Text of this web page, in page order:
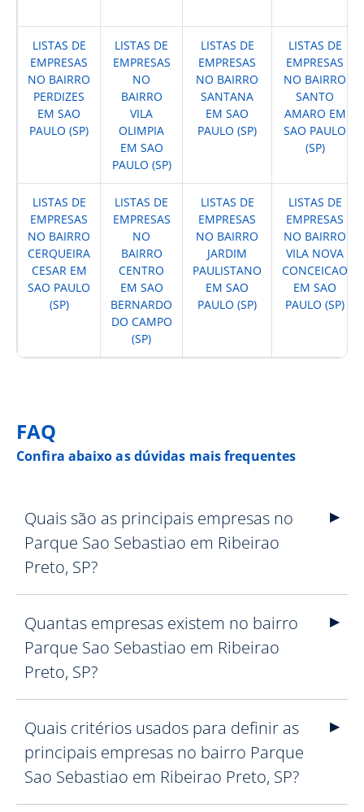
LISTAS DE
EMPRESAS
NO BAIRRO
PERDIZES
EM SAO
PAULO (SP)
LISTAS DE
EMPRESAS
NO
BAIRRO
VILA
OLIMPIA
EM SAO
PAULO (SP)
LISTAS DE
EMPRESAS
NO BAIRRO
SANTANA
EM SAO
PAULO (SP)
LISTAS DE
EMPRESAS
NO BAIRRO
SANTO
AMARO EM
SAO PAULO
(SP)
LISTAS DE
EMPRESAS
NO BAIRRO
CERQUEIRA
CESAR EM
SAO PAULO
(SP)
LISTAS DE
EMPRESAS
NO
BAIRRO
CENTRO
EM SAO
BERNARDO
DO CAMPO
(SP)
LISTAS DE
EMPRESAS
NO BAIRRO
JARDIM
PAULISTANO
EM SAO
PAULO (SP)
LISTAS DE
EMPRESAS
NO BAIRRO
VILA NOVA
CONCEICAO
EM SAO
PAULO (SP)
FAQ
Confira abaixo as dúvidas mais frequentes
Quais são as principais empresas no
Parque Sao Sebastiao em Ribeirao
Preto, SP?
Quantas empresas existem no bairro
Parque Sao Sebastiao em Ribeirao
Preto, SP?
Quais critérios usados para definir as
principais empresas no bairro Parque
Sao Sebastiao em Ribeirao Preto, SP?